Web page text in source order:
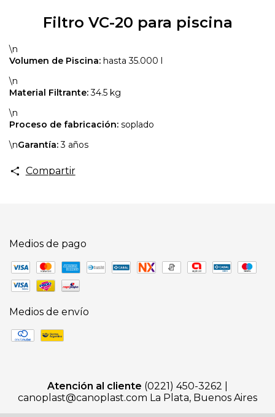
Filtro VC-20 para piscina
\n
Volumen de Piscina: hasta 35.000 l
\n
Material Filtrante:34.5 kg
\n
Proceso de fabricación: soplado
\nGarantía:3 años
Compartir
Medios de pago
Medios de envío
Atención al cliente (0221) 450-3262 |
canoplast@canoplast.com La Plata, Buenos Aires